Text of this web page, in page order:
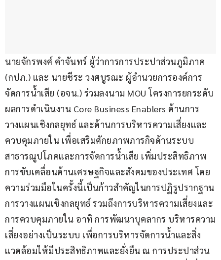
นายจักรพงศ์ คำจันทร์ ผู้ว่าการการประปาส่วนภูมิภาค
(กปภ.) และ นายชีระ วงศบูรณะ ผู้อำนวยการองค์การ
จัดการน้ำเสีย (อจน.) ร่วมลงนาม MOU โครงการยกระดับ
ผลการดำเนินงาน Core Business Enablers ด้านการ
วางแผนเชิงกลยุทธ์ และด้านการบริหารความเสี่ยงและ
ควบคุมภายใน เพื่อเสริมศักยภาพภารกิจด้านระบบ
สาธารณูปโภคและการจัดการน้ำเสีย เพิ่มประสิทธิภาพ
การขับเคลื่อนด้านเศรษฐกิจและสังคมของประเทศ โดย
ความร่วมมือในครั้งนี้เป็นก้าวสำคัญในการปฏิรูปรากฐาน
การวางแผนเชิงกลยุทธ์ รวมถึงการบริหารความเสี่ยงและ
การควบคุมภายใน อาทิ การพัฒนาบุคลากร บริหารความ
เสี่ยงอย่างเป็นระบบ เพื่อการบริหารจัดการน้ำและสิ่ง
แวดล้อมให้มีประสิทธิภาพและยั่งยืน ณ การประปาส่วน